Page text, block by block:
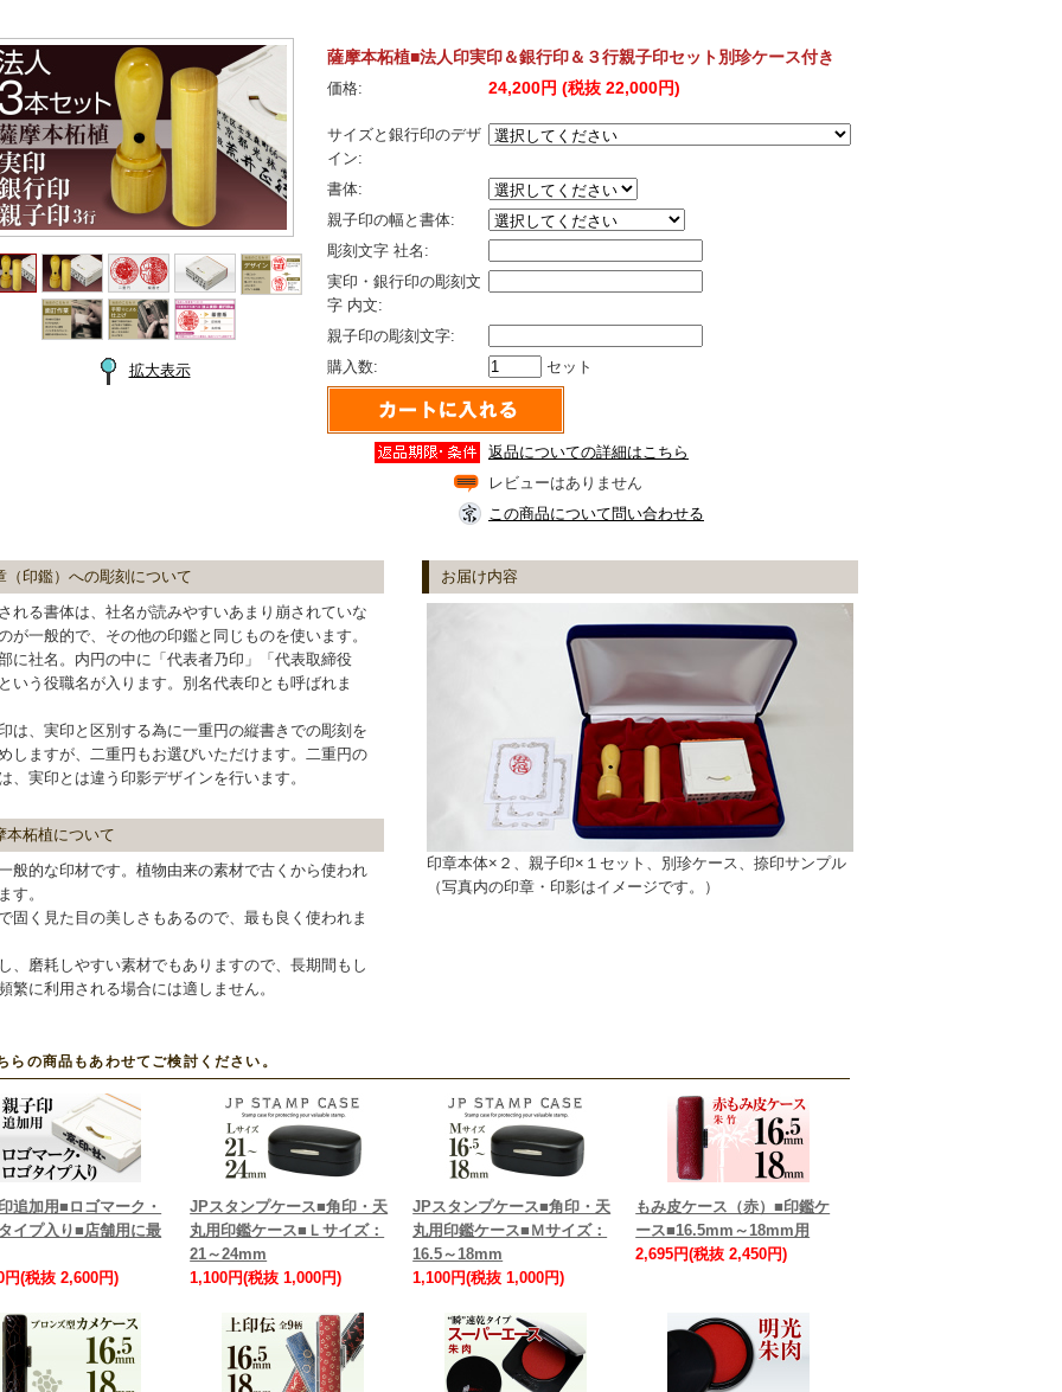
拡大表示
薩摩本柘植■法人印実印＆銀行印＆３行親子印セット別珍ケース付き
価格: 24,200円 (税抜 22,000円)
サイズと銀行印のデザ
イン:
書体:
親子印の幅と書体:
彫刻文字 社名:
実印・銀行印の彫刻文
字 内文:
親子印の彫刻文字:
購入数:
セット
返品についての詳細はこちら
レビューはありません
この商品について問い合わせる
（印鑑）への彫刻について
れる書体は、社名が読みやすいあまり崩されていな
が一般的で、その他の印鑑と同じものを使います。
に社名。内円の中に「代表者乃印」「代表取締役
いう役職名が入ります。別名代表印とも呼ばれま
は、実印と区別する為に一重円の縦書きでの彫刻を
しますが、二重円もお選びいただけます。二重円の
、実印とは違う印影デザインを行います。
本柘植について
般的な印材です。植物由来の素材で古くから使われ
す。
固く見た目の美しさもあるので、最も良く使われま
、磨耗しやすい素材でもありますので、長期間もし
繁に利用される場合には適しません。
お届け内容
印章本体×２、親子印×１セット、別珍ケース、捺印サンプル
（写真内の印章・印影はイメージです。）
らの商品もあわせてご検討ください。
追加用■ロゴマーク・
イプ入り■店舗用に最
円(税抜 2,600円)
JPスタンプケース■角印・天
丸用印鑑ケース■Ｌサイズ：
21～24mm
1,100円(税抜 1,000円)
JPスタンプケース■角印・天
丸用印鑑ケース■Ｍサイズ：
16.5～18mm
1,100円(税抜 1,000円)
もみ皮ケース（赤）■印鑑ケ
ース■16.5mm～18mm用
2,695円(税抜 2,450円)